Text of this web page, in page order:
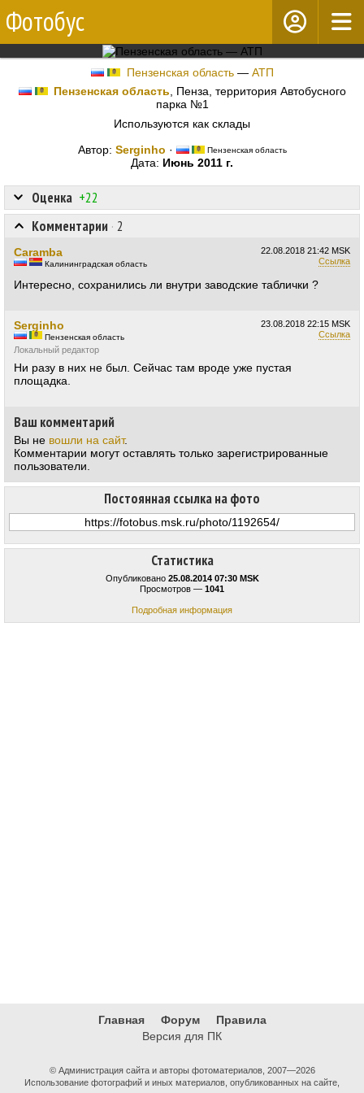
Фотобус
Пензенская область— АТП
Пензенская область , Пенза, территория Автобусного
парка №1
Используются как склады
Автор: Serginho · Пензенская область
Дата: Июнь 2011 г.
Статистика
Опубликовано 25.08.2014 07:30 MSK
Просмотров — 1041
Подробная информация
Оценка +22
Постоянная ссылка на фото
Комментарии · 2
22.08.2018 21:42 MSK
Ссылка
Caramba
Калининградская область
Интересно, сохранились ли внутри заводские таблички ?
23.08.2018 22:15 MSK
Ссылка
Serginho
Пензенская область
Локальный редактор
Ни разу в них не был. Сейчас там вроде уже пустая
площадка.
Ваш комментарий
Вы не вошли на сайт.
Комментарии могут оставлять только зарегистрированные
пользователи.
Главная Форум
Правила
Версия для ПК
© Администрация сайта и авторы фотоматериалов, 2007—2026
Использование фотографий и иных материалов, опубликованных на сайте,